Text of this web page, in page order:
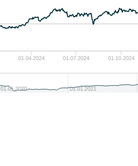
01.04.2024 01.07.2024 01.10.2024
01.01.2020 01.01.2021